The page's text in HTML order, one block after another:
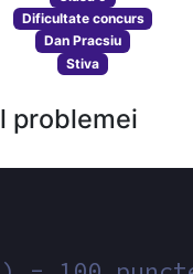
Dificultate concurs
Dan Pracsiu
Stiva
problemei